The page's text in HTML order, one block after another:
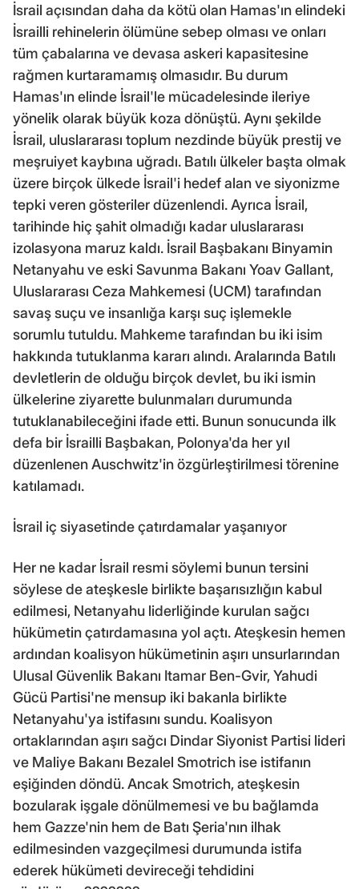
İsrail açısından daha da kötü olan Hamas'ın elindeki
İsrailli rehinelerin ölümüne sebep olması ve onları
tüm çabalarına ve devasa askeri kapasitesine
rağmen kurtaramamış olmasıdır. Bu durum
Hamas'ın elinde İsrail'le mücadelesinde ileriye
yönelik olarak büyük koza dönüştü. Aynı şekilde
İsrail, uluslararası toplum nezdinde büyük prestij ve
meşruiyet kaybına uğradı. Batılı ülkeler başta olmak
üzere birçok ülkede İsrail'i hedef alan ve siyonizme
tepki veren gösteriler düzenlendi. Ayrıca İsrail,
tarihinde hiç şahit olmadığı kadar uluslararası
izolasyona maruz kaldı. İsrail Başbakanı Binyamin
Netanyahu ve eski Savunma Bakanı Yoav Gallant,
Uluslararası Ceza Mahkemesi (UCM) tarafından
savaş suçu ve insanlığa karşı suç işlemekle
sorumlu tutuldu. Mahkeme tarafından bu iki isim
hakkında tutuklanma kararı alındı. Aralarında Batılı
devletlerin de olduğu birçok devlet, bu iki ismin
ülkelerine ziyarette bulunmaları durumunda
tutuklanabileceğini ifade etti. Bunun sonucunda ilk
defa bir İsrailli Başbakan, Polonya'da her yıl
düzenlenen Auschwitz'in özgürleştirilmesi törenine
katılamadı.
İsrail iç siyasetinde çatırdamalar yaşanıyor
Her ne kadar İsrail resmi söylemi bunun tersini
söylese de ateşkesle birlikte başarısızlığın kabul
edilmesi, Netanyahu liderliğinde kurulan sağcı
hükümetin çatırdamasına yol açtı. Ateşkesin hemen
ardından koalisyon hükümetinin aşırı unsurlarından
Ulusal Güvenlik Bakanı Itamar Ben-Gvir, Yahudi
Gücü Partisi'ne mensup iki bakanla birlikte
Netanyahu'ya istifasını sundu. Koalisyon
ortaklarından aşırı sağcı Dindar Siyonist Partisi lideri
ve Maliye Bakanı Bezalel Smotrich ise istifanın
eşiğinden döndü. Ancak Smotrich, ateşkesin
bozularak işgale dönülmemesi ve bu bağlamda
hem Gazze'nin hem de Batı Şeria'nın ilhak
edilmesinden vazgeçilmesi durumunda istifa
ederek hükümeti devireceği tehdidini